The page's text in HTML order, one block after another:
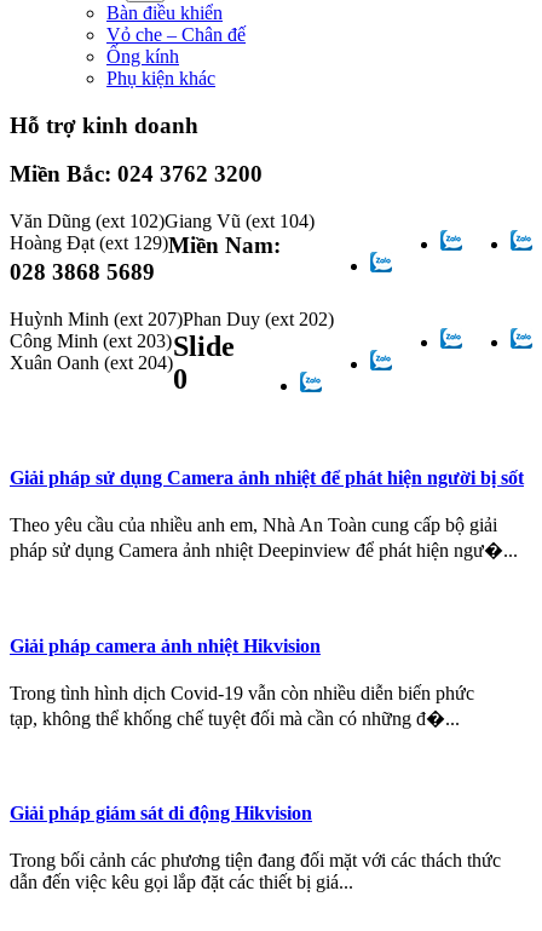
Bàn điều khiển
Vỏ che – Chân đế
Ống kính
Phụ kiện khác
Hỗ trợ kinh doanh
Miền Bắc: 024 3762 3200
Văn Dũng (ext 102)Giang Vũ (ext 104)
Hoàng Đạt (ext 129)Miền Nam:
028 3868 5689
Huỳnh Minh (ext 207)Phan Duy (ext 202)
Công Minh (ext 203)
Xuân Oanh (ext 204)
Slide
0
Giải pháp sử dụng Camera ảnh nhiệt để phát hiện người bị sốt
Theo yêu cầu của nhiều anh em, Nhà An Toàn cung cấp bộ giải
pháp sử dụng Camera ảnh nhiệt Deepinview để phát hiện ngư�...
Giải pháp camera ảnh nhiệt Hikvision
Trong tình hình dịch Covid-19 vẫn còn nhiều diễn biến phức
tạp, không thể khống chế tuyệt đối mà cần có những đ�...
Giải pháp giám sát di động Hikvision
Trong bối cảnh các phương tiện đang đối mặt với các thách thức
dẫn đến việc kêu gọi lắp đặt các thiết bị giá...